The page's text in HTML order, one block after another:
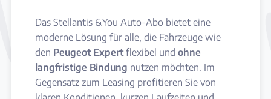
Das Stellantis &You Auto-Abo bietet eine
moderne Lösung für alle, die Fahrzeuge wie
den Peugeot Expertflexibel und ohne
langfristige Bindung nutzen möchten. Im
Gegensatz zum Leasing profitieren Sie von